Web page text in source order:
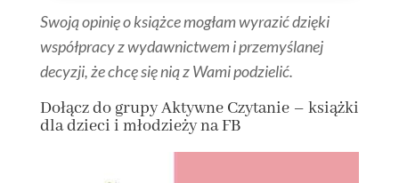
Swoją opinię o książce mogłam wyrazić dzięki
współpracy z wydawnictwem i przemyślanej
decyzji, że chcę się nią z Wami podzielić.
Dołączdo grupyAktywne Czytanie – książki
dla dzieci i młodzieży na FB